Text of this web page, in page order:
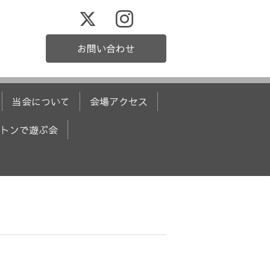
お問い合わせ
当会について 会場アクセス
ンで遊ぶ会